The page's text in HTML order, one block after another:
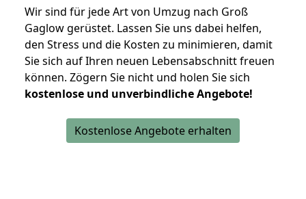
Wir sind für jede Art von Umzug nach Groß
Gaglow gerüstet. Lassen Sie uns dabei helfen,
den Stress und die Kosten zu minimieren, damit
Sie sich auf Ihren neuen Lebensabschnitt freuen
können. Zögern Sie nicht und holen Sie sich
kostenlose und unverbindliche Angebote!
Kostenlose Angebote erhalten